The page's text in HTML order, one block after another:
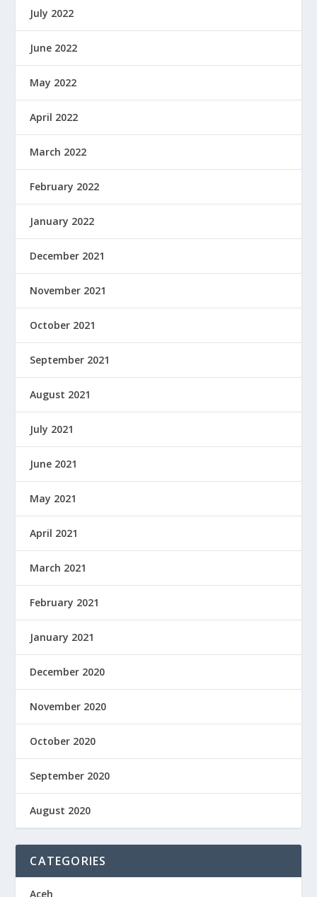
July 2022
June 2022
May 2022
April 2022
March 2022
February 2022
January 2022
December 2021
November 2021
October 2021
September 2021
August 2021
July 2021
June 2021
May 2021
April 2021
March 2021
February 2021
January 2021
December 2020
November 2020
October 2020
September 2020
August 2020
CATEGORIES
Aceh